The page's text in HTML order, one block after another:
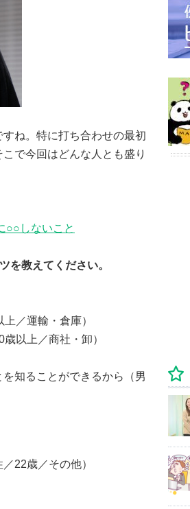
ね。特に打ち合わせの最初
で今回はどんな人とも盛り
○○しないこと
を教えてください。
／運輸・倉庫）
以上／商社・卸）
知ることができるから（男
22歳／その他）